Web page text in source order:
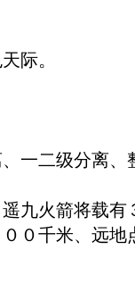
际。
一二级分离
火箭将载有
０千米、远地